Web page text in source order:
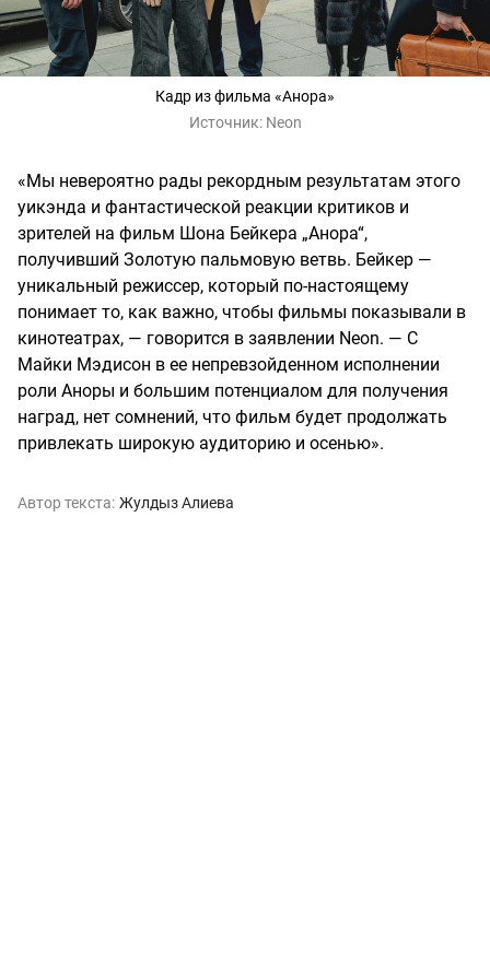
Кадр из фильма «Анора»
Источник: Neon
«Мы невероятно рады рекордным результатам этого
уикэнда и фантастической реакции критиков и
зрителей на фильм Шона Бейкера „Анора“,
получивший Золотую пальмовую ветвь. Бейкер —
уникальный режиссер, который по-настоящему
понимает то, как важно, чтобы фильмы показывали в
кинотеатрах, — говорится в заявлении Neon. — С
Майки Мэдисон в ее непревзойденном исполнении
роли Аноры и большим потенциалом для получения
наград, нет сомнений, что фильм будет продолжать
привлекать широкую аудиторию и осенью».
Автор текста: Жулдыз Алиева